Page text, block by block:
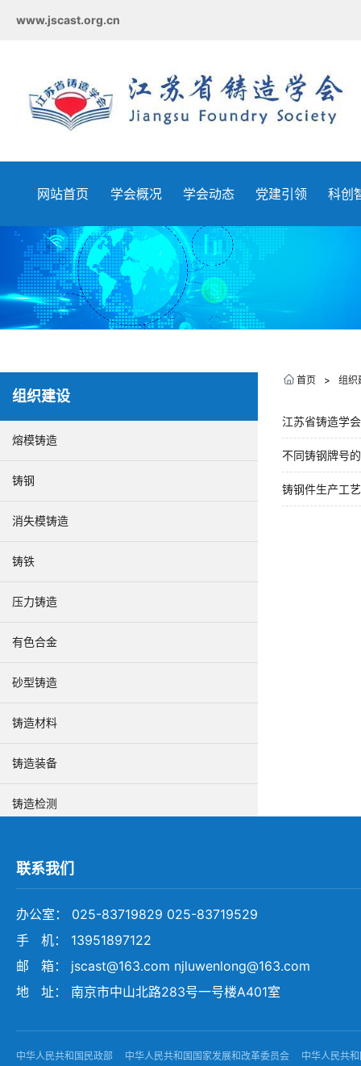
www.jscast.org.cn
网站首页 学会概况 学会动态 党建引领 科创
组织建设
熔模铸造
铸钢
消失模铸造
铸铁
压力铸造
有色合金
砂型铸造
铸造材料
铸造装备
铸造检测
首页 > 组织
江苏省铸造学
不同铸钢牌号
铸钢件生产工
联系我们
办公室： 025-83719829 025-83719529
手 机： 13951897122
邮 箱： jscast@163.com njluwenlong@163.com
地 址： 南京市中山北路283号一号楼A401室
中华人民共和国民政部 中华人民共和国国家发展和改革委员会
中华人民共